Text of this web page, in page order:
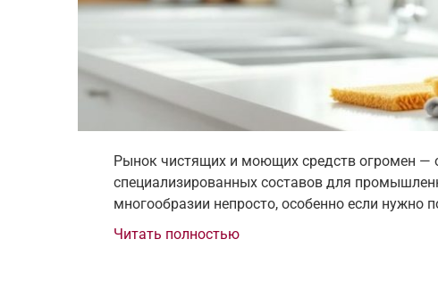
Рынок чистящих и моющих средств огромен —
специализированных составов для
многообразии непросто, особенно если нужно
Читать полностью